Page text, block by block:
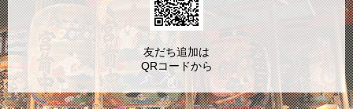
友だち追加は
QRコードから